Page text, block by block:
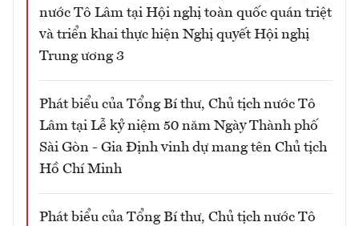
nước Tô Lâm tại Hội nghị toàn quốc quán triệt
và triển khai thực hiện Nghị quyết Hội nghị
Trung ương 3
Phát biểu của Tổng Bí thư, Chủ tịch nước Tô
Lâm tại Lễ kỷ niệm 50 năm Ngày Thành phố
Sài Gòn - Gia Định vinh dự mang tên Chủ tịch
Hồ Chí Minh
Phát biểu của Tổng Bí thư, Chủ tịch nước Tô